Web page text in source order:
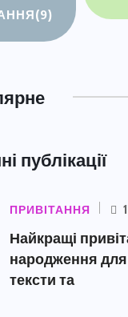
(9)
публікації
ПРИВІТАННЯ
Найкращі
народження для
тексти та